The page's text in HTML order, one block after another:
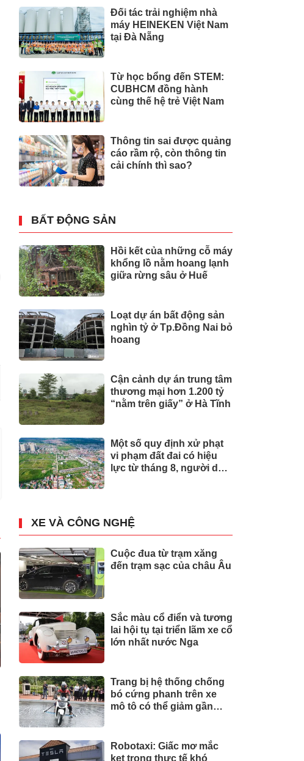
tín năm 2026
Đối tác trải nghiệm nhà
máy HEINEKEN Việt Nam
tại Đà Nẵng
Từ học bổng đến STEM:
CUBHCM đồng hành
cùng thế hệ trẻ Việt Nam
Thông tin sai được quảng
cáo rầm rộ, còn thông tin
cải chính thì sao?
BẤT ĐỘNG SẢN
Hồi kết của những cỗ máy
khổng lồ nằm hoang lạnh
giữa rừng sâu ở Huế
Loạt dự án bất động sản
nghìn tỷ ở Tp.Đồng Nai bỏ
hoang
Cận cảnh dự án trung tâm
thương mại hơn 1.200 tỷ
“nằm trên giấy” ở Hà Tĩnh
Một số quy định xử phạt
vi phạm đất đai có hiệu
lực từ tháng 8, người dân
XE VÀ CÔNG NGHỆ
Cuộc đua từ trạm xăng
đến trạm sạc của châu Âu
Sắc màu cổ điển và tương
lai hội tụ tại triển lãm xe cổ
lớn nhất nước Nga
Trang bị hệ thống chống
bó cứng phanh trên xe
mô tô có thể giảm gần
Robotaxi: Giấc mơ mắc
kẹt trong thực tế khó